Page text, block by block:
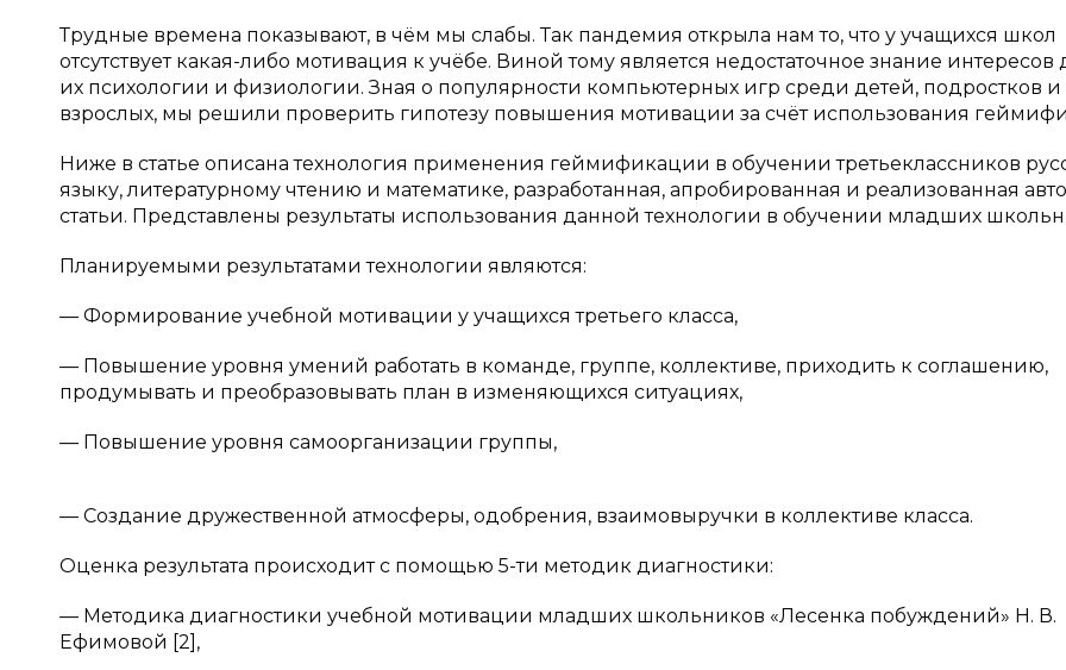
Трудные времена показывают, в чём мы слабы. Так пандемия открыла нам то, что у учащихся школ
отсутствует какая-либо мотивация к учёбе. Виной тому является недостаточное знание интересов
их психологии и физиологии. Зная о популярности компьютерных игр среди детей, подростков
взрослых, мы решили проверить гипотезу повышения мотивации за счёт использования
Ниже в статье описана технология применения геймификации в обучении третьеклассников
языку, литературному чтению и математике, разработанная, апробированная и реализованная
статьи. Представлены результаты использования данной технологии в обучении младших
Планируемыми результатами технологии являются:
— Формирование учебной мотивации у учащихся третьего класса,
— Повышение уровня умений работать в команде, группе, коллективе, приходить к соглашению,
продумывать и преобразовывать план в изменяющихся ситуациях,
— Повышение уровня самоорганизации группы,
— Создание дружественной атмосферы, одобрения, взаимовыручки в коллективе класса.
Оценка результата происходит с помощью 5-ти методик диагностики:
— Методика диагностики учебной мотивации младших школьников «Лесенка побуждений» Н. В.
Ефимовой [2],